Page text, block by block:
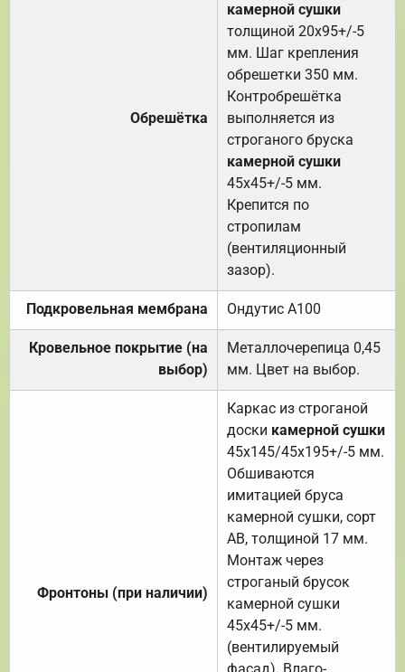
Обрешётка
камерной сушки
толщиной 20х95+/-5
мм. Шаг крепления
обрешетки 350 мм.
Контробрешётка
выполняется из
строганого бруска
камерной сушки
45х45+/-5 мм.
Крепится по
стропилам
(вентиляционный
зазор).
Подкровельная мембрана Ондутис А100
Кровельное покрытие (на
выбор)
Металлочерепица 0,45
мм. Цвет на выбор.
Фронтоны (при наличии)
Каркас из строганой
доски камерной сушки
45х145/45х195+/-5 мм.
Обшиваются
имитацией бруса
камерной сушки, сорт
АВ, толщиной 17 мм.
Монтаж через
строганый брусок
камерной сушки
45х45+/-5 мм.
(вентилируемый